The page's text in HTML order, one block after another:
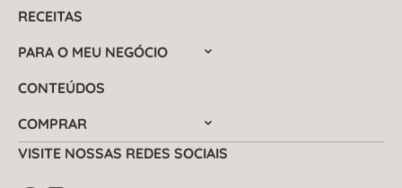
RECEITAS
PARA O MEU NEGÓCIO
CONTEÚDOS
COMPRAR
VISITE NOSSAS REDES SOCIAIS